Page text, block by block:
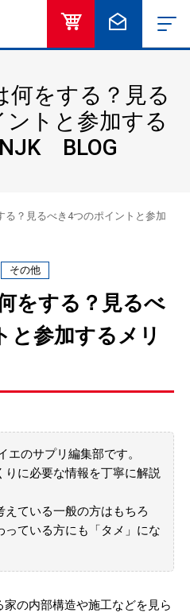
オンラインショ
何をする？見る
トと参加する
BLOG
る？見るべき4つのポイントと参加
その他
をする？見るべ
と参加するメリ
エのサプリ編集部です。
りに必要な情報を丁寧に解説
ている一般の方はもちろ
ている方にも「タメ」にな
の内部構造や施工などを見ら